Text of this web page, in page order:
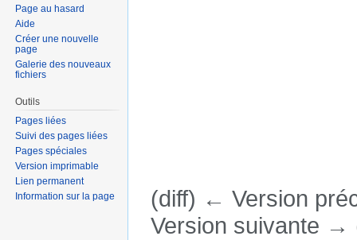
(diff) ← Version
Version suivante →
Page au hasard
Aide
Créer une nouvelle
page
Galerie des nouveaux
fichiers
Outils
Pages liées
Suivi des pages liées
Pages spéciales
Version imprimable
Lien permanent
Information sur la page